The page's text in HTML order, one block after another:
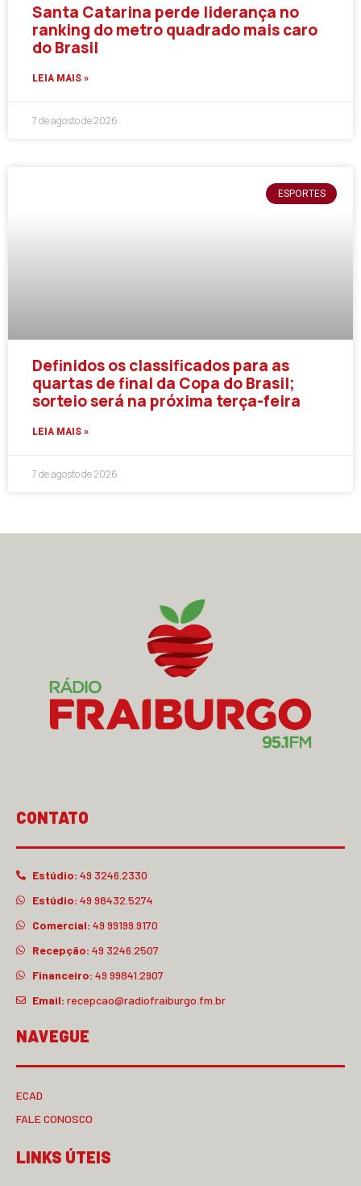
Santa Catarina perde liderança no
ranking do metro quadrado mais caro
do Brasil
LEIA MAIS »
7 de agosto de 2026
ESPORTES
Definidos os classificados para as
quartas de final da Copa do Brasil;
sorteio será na próxima terça-feira
LEIA MAIS »
7 de agosto de 2026
CONTATO
Estúdio: 49 3246.2330
Estúdio: 49 98432.5274
Comercial: 49 99199.9170
Recepção: 49 3246.2507
Financeiro: 49 99841.2907
Email: recepcao@radiofraiburgo.fm.br
NAVEGUE
ECAD
FALE CONOSCO
LINKS ÚTEIS